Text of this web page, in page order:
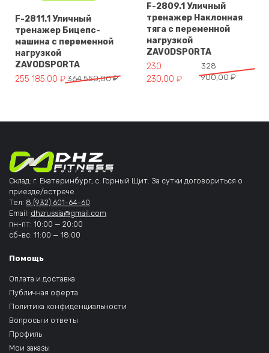
F-2811.1 Уличный
тренажер Бицепс-
машина с переменной
нагрузкой
ZAVODSPORTA
364 550,00₽
Первоначальная цена составляла 364 550,00 ₽.
255 185,00 ₽
Текущая цена: 255 185,00 ₽.
F-2809.1 Уличный
тренажер Наклонная
тяга с переменной
нагрузкой
ZAVODSPORTA
328
900,00 ₽
Первоначальная цена
230
230,00 ₽
Текущая цена: 230 230,00 ₽.
Склад: г. Екатеринбург, с. Горный Щит. За сутки договориться о
приезде/встрече
Тел: 8 (932) 601-64-60
Email: dhzrussia@gmail.com
пн-пт: 10:00 — 20:00
сб-вс: 11:00 — 18:00
Помощь
Оплата и доставка
Публичная оферта
Политика конфиденциальности
Вопросы и ответы
Профиль
Мои заказы